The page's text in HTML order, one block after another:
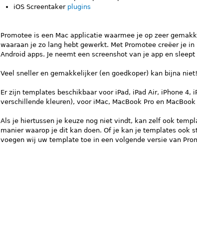
iOS Screentaker plugins
Promotee is een Mac applicatie waarmee je op zeer
waaraan je zo lang hebt gewerkt. Met Promotee creëer je
Android apps. Je neemt een screenshot van je app en
Veel sneller en gemakkelijker (en goedkoper) kan bijna niet!
Er zijn templates beschikbaar voor iPad, iPad Air, iPhone 4,
verschillende kleuren), voor iMac, MacBook Pro en MacBook
Als je hiertussen je keuze nog niet vindt, kan zelf ook
manier waarop je dit kan doen. Of je kan je templates ook
voegen wij uw template toe in een volgende versie van